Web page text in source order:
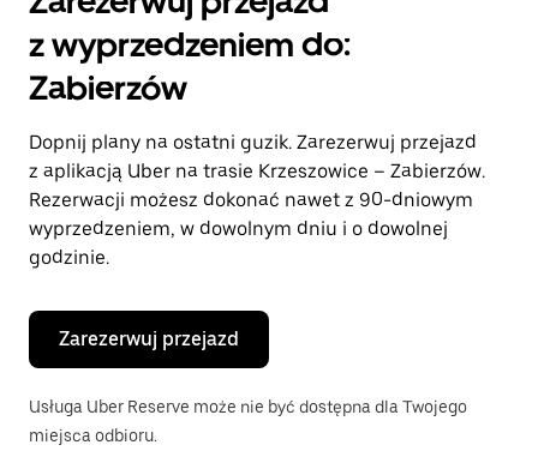
i wybrać
Naciśnij
klawisz
„Escape”,
zamknąć
kalendarz.
z wyprzedzeniem do:
Zabierzów
Dopnij plany na ostatni guzik. Zarezerwuj przejazd
z aplikacją Uber na trasie Krzeszowice – Zabierzów.
Rezerwacji możesz dokonać nawet z 90-dniowym
wyprzedzeniem, w dowolnym dniu i o dowolnej
godzinie.
Zarezerwuj przejazd
Usługa Uber Reserve może nie być dostępna dla Twojego
miejsca odbioru.